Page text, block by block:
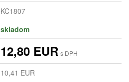
KC1807
skladom
12,80 EUR s DPH
10,41 EUR